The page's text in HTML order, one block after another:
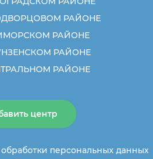
РАЙОНЕ
РАЙОНЕ
РАЙОНЕ
РАЙОНЕ
центр
персональных данных